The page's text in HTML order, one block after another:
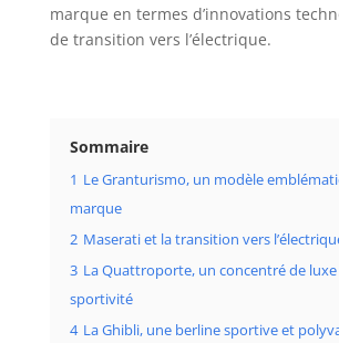
marque en termes d’innovations
de transition vers l’électrique.
Sommaire
1 Le Granturismo, un modèle
marque
2 Maserati et la transition vers
3 La Quattroporte, un concentré de
sportivité
4 La Ghibli, une berline sportive et